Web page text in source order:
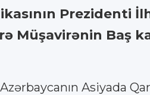
Prezidenti
Müşavirənin Baş
Asiyada